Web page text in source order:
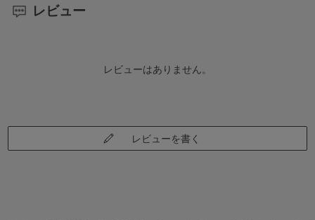
レビュー
レビューはありません。
レビューを書く